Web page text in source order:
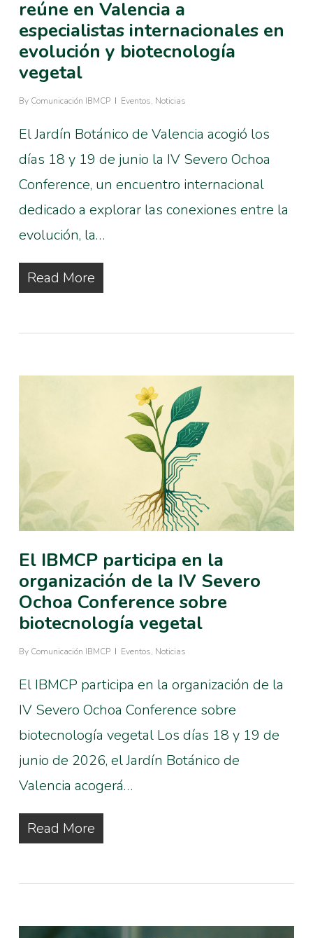
reúne en Valencia a
especialistas internacionales en
evolución y biotecnología
vegetal
By Comunicación IBMCP Eventos, Noticias
El Jardín Botánico de Valencia acogió los
días 18 y 19 de junio la IV Severo Ochoa
Conference, un encuentro internacional
dedicado a explorar las conexiones entre la
evolución, la…
Read More
El IBMCP participa en la
organización de la IV Severo
Ochoa Conference sobre
biotecnología vegetal
By Comunicación IBMCP Eventos, Noticias
El IBMCP participa en la organización de la
IV Severo Ochoa Conference sobre
biotecnología vegetal Los días 18 y 19 de
junio de 2026, el Jardín Botánico de
Valencia acogerá…
Read More